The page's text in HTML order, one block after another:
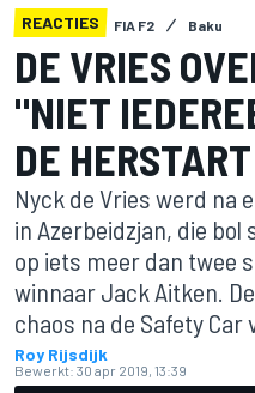
REACTIES FIA F2 Baku
DE VRIES
"NIET
DE
Nyck de Vries werd na
in Azerbeidzjan, die
op iets meer dan twee
winnaar Jack Aitken.
chaos na de Safety Car
Roy Rijsdijk
Bewerkt: 30 apr 2019, 13:39